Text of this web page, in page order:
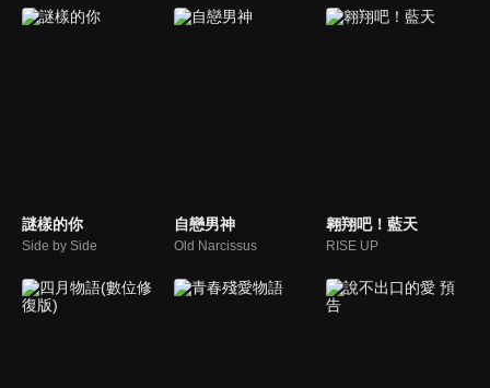
謎樣的你
Side by Side
自戀男神
Old Narcissus
翱翔吧！藍天
RISE UP